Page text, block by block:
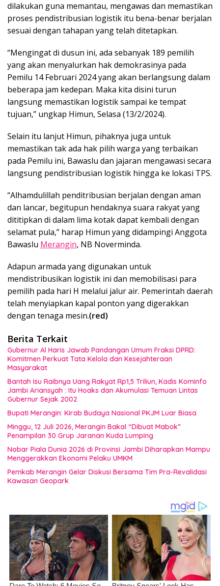
dilakukan guna memantau, mengawas dan memastikan
proses pendistribusian logistik itu bena-benar berjalan
sesuai dengan tahapan yang telah ditetapkan.
“Mengingat di dusun ini, ada sebanyak 189 pemilih
yang akan menyalurkan hak demokrasinya pada
Pemilu 14 Februari 2024 yang akan berlangsung dalam
beberapa jam kedepan. Maka kita disini turun
langsung memastikan logistik sampai ke tempat
tujuan,” ungkap Himun, Selasa (13/2/2024).
Selain itu lanjut Himun, pihaknya juga untuk
memastikan tak ada hak pilih warga yang terbaikan
pada Pemilu ini, Bawaslu dan jajaran mengawasi secara
langsung pendistribusian logistik hingga ke lokasi TPS.
“Alhamdulillah penditribusian berjalan dengan aman
dan lancar, begitupun hendaknya suara rakyat yang
dititipkan di dalam lima kotak dapat kembali dengan
selamat pula,” harap Himun yang didampingi Anggota
Bawaslu Merangin, NB Noverminda.
Adapun armada yang digunakan untuk
mendistribusikan logistik ini dan memobilisasi para
pemilih pada hari H melalui jalur air. Pemerintah daerah
telah menyiapkan kapal ponton yang digerakkan
dengan tenaga mesin.(red)
Berita Terkait
Gubernur Al Haris Jawab Pandangan Umum Fraksi DPRD:
Komitmen Perkuat Tata Kelola dan Kesejahteraan
Masyarakat
Bantah Isu Raibnya Uang Rakyat Rp1,5 Triliun, Kadis Kominfo
Jambi Ariansyah : Itu Hoaks dan Akumulasi Temuan Lintas
Gubernur Sejak 2002
Bupati Merangin: Kirab Budaya Nasional PKJM Luar Biasa
Minggu, 12 Juli 2026, Merangin Bakal “Dibuat Mabok”
Penampilan 30 Grup Jaranan Kuda Lumping
Nobar Piala Dunia 2026 di Provinsi Jambi Diharapkan Mampu
Menggerakkan Ekonomi Pelaku UMKM
Pemkab Merangin Gelar Diskusi Bersama Tim Pra-Revalidasi
Kawasan Geopark